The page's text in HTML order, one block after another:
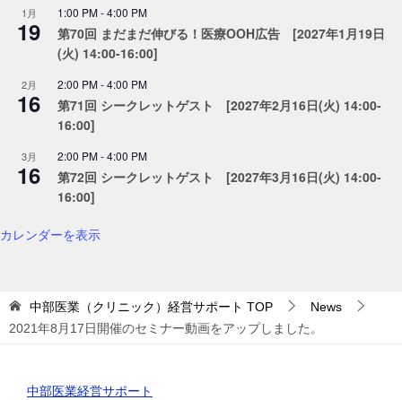
1月
19
1:00 PM-4:00 PM
第70回 まだまだ伸びる！医療OOH広告 [2027年1月19日
(火) 14:00-16:00]
2月
16
2:00 PM-4:00 PM
第71回 シークレットゲスト [2027年2月16日(火) 14:00-
16:00]
3月
16
2:00 PM-4:00 PM
第72回 シークレットゲスト [2027年3月16日(火) 14:00-
16:00]
カレンダーを表示
中部医業（クリニック）経営サポート TOP
News
2021年8月17日開催のセミナー動画をアップしました。
中部医業経営サポート